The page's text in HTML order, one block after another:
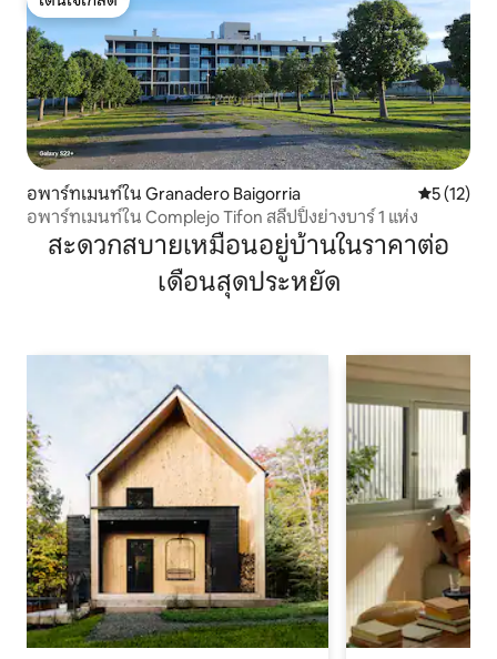
โดนใจเกสต์
อพาร์ทเมนท์ใน Granadero Baigorria คะแนนเฉลี่
5 (12)
อพาร์ทเมนท์ใน Complejo Tifon สลีปปิ้งย่างบาร์ 1 แห่ง
สะดวกสบายเหมือนอยู่บ้านในราคาต่อ
เดือนสุดประหยัด